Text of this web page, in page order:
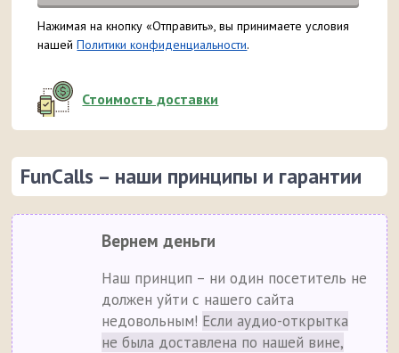
Нажимая на кнопку «Отправить», вы принимаете условия
нашейПолитики конфиденциальности.
Стоимость доставки
FunCalls – наши принципы и гарантии
Вернем деньги
Наш принцип – ни один посетитель не
должен уйти с нашего сайта
недовольным! Если аудио-открытка
не была доставлена по нашей вине,